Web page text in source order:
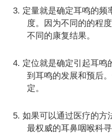
3. 定量就是确定耳鸣的频
度。因为不同的的程
不同的康复结果。
4. 定位就是确定引起耳鸣
到耳鸣的发展和预后
定。
5. 如果可以通过医疗的方
最权威的耳鼻咽喉科